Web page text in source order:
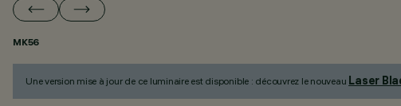
MK56
Une version mise à jour de ce luminaire est disponible : découvrez le nouveau Laser